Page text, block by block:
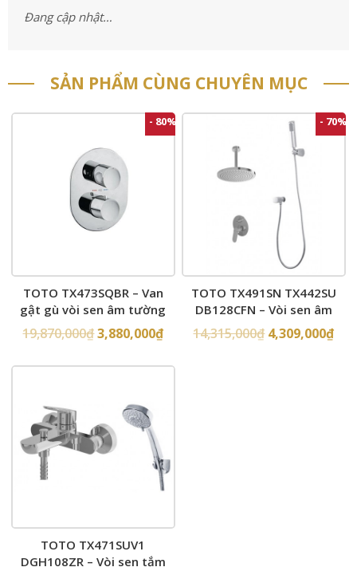
Đang cập nhật…
SẢN PHẨM CÙNG CHUYÊN MỤC
- 80%
TOTO TX473SQBR – Van
gật gù vòi sen âm tường
19,870,000₫3,880,000₫
- 70%
TOTO TX491SN TX442SU
DB128CFN – Vòi sen âm
tường
14,315,000₫ 4,309,000₫
TOTO TX471SUV1
DGH108ZR – Vòi sen tắm